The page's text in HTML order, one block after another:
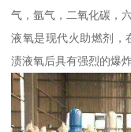
气，氩气，二氧化碳，
液氧是现代火助燃剂，
渍液氧后具有强烈的爆